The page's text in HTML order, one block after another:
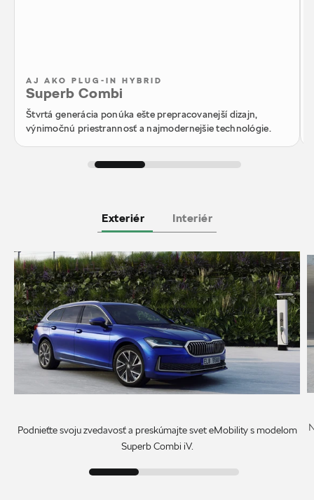
AJ AKO PLUG-IN HYBRID
Superb Combi
Štvrtá generácia ponúka ešte prepracovanejší dizajn,
výnimočnú priestrannosť a najmodernejšie technológie.
Exteriér Interiér
Podnieťte svoju zvedavosť a preskúmajte svet eMobility s modelom
Superb Combi iV.